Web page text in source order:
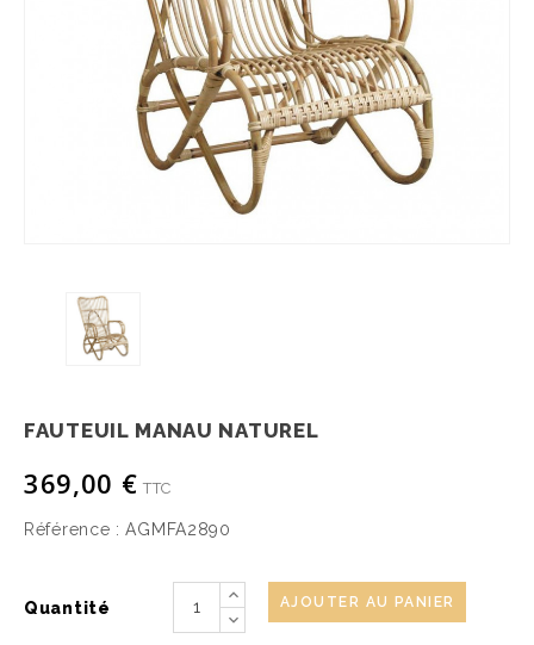
FAUTEUIL MANAU NATUREL
369,00 € TTC
Référence : AGMFA2890
Quantité AJOUTER AU PANIER